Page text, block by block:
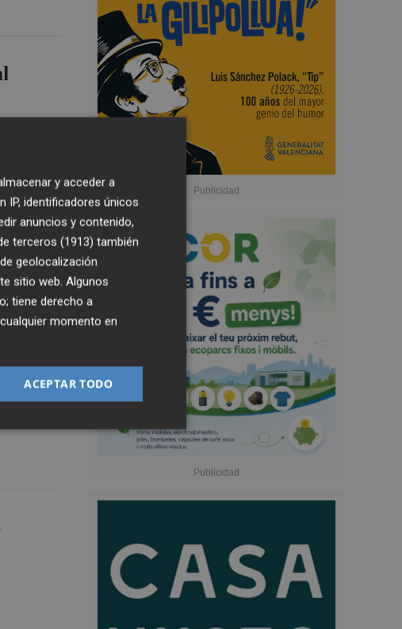
la
y acceder a
IP, identificadores únicos
anuncios y contenido,
terceros (1913) también
geolocalización
sitio web. Algunos
tiene derecho a
momento en
ACEPTAR TODO